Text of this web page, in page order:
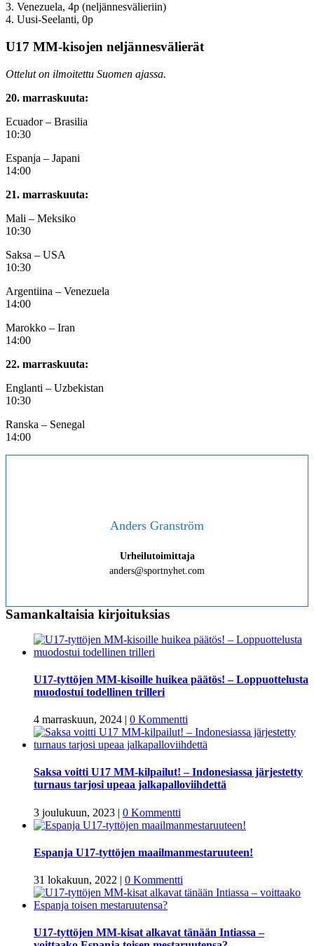
3. Venezuela, 4p (neljännesvälieriin)
4. Uusi-Seelanti, 0p
U17 MM-kisojen neljännesvälierät
Ottelut on ilmoitettu Suomen ajassa.
20. marraskuuta:
Ecuador – Brasilia
10:30
Espanja – Japani
14:00
21. marraskuuta:
Mali – Meksiko
10:30
Saksa – USA
10:30
Argentiina – Venezuela
14:00
Marokko – Iran
14:00
22. marraskuuta:
Englanti – Uzbekistan
10:30
Ranska – Senegal
14:00
Anders Granström
Urheilutoimittaja
anders@sportnyhet.com
Samankaltaisia kirjoituksias
U17-tyttöjen MM-kisoille huikea päätös! – Loppuottelusta
muodostui todellinen trilleri
4 marraskuun, 2024 | 0 Kommentti
Saksa voitti U17 MM-kilpailut! – Indonesiassa järjestetty
turnaus tarjosi upeaa jalkapalloviihdettä
3 joulukuun, 2023 | 0 Kommentti
Espanja U17-tyttöjen maailmanmestaruuteen!
31 lokakuun, 2022 | 0 Kommentti
U17-tyttöjen MM-kisat alkavat tänään Intiassa –